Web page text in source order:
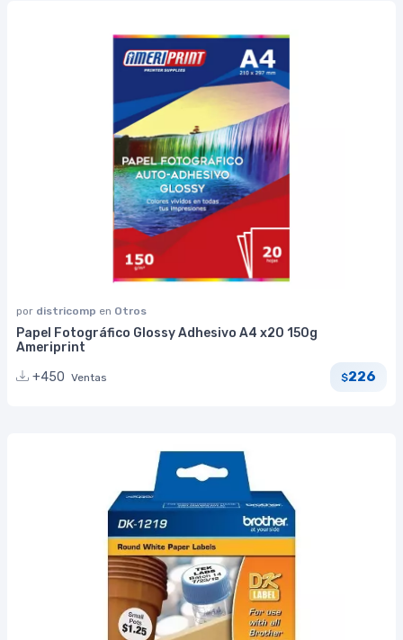
por districomp en Otros
Papel Fotográfico Glossy Adhesivo A4 x20 150g
Ameriprint
+450 Ventas $226